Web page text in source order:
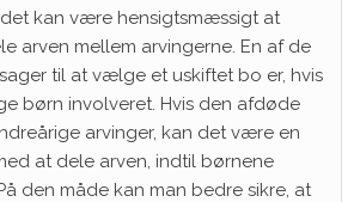
kan være hensigtsmæssigt at
arven mellem arvingerne. En af de
til at vælge et uskiftet bo er, hvis
børn involveret. Hvis den afdøde
arvinger, kan det være en
at dele arven, indtil børnene
den måde kan man bedre sikre, at